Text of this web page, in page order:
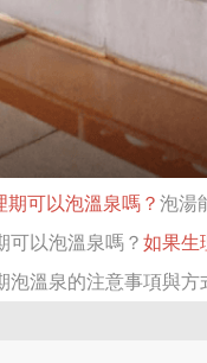
期可以泡溫泉嗎？ 泡湯
可以泡溫泉嗎？ 如果生
泡溫泉的注意事項與方